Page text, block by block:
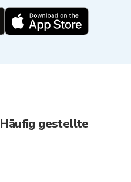
gestellte